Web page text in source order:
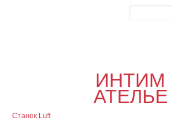
ИНТИМ
АТЕЛЬЕ
Станок Luft